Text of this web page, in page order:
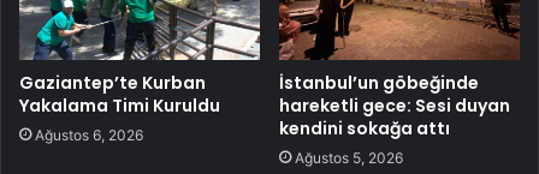
Gaziantep’te Kurban
Yakalama Timi Kuruldu
Ağustos 6, 2026
İstanbul’un göbeğinde
hareketli gece: Sesi duyan
kendini sokağa attı
Ağustos 5, 2026